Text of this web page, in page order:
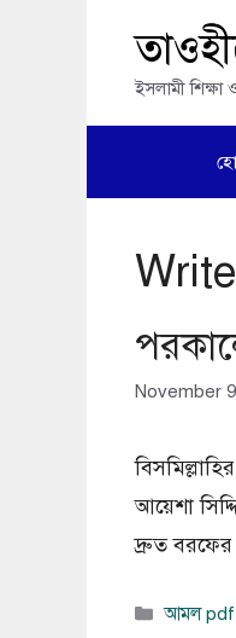
ইসলামী শিক্ষা
November
আয়েশা
দ্রুত
বিভাগ
আমল pdf